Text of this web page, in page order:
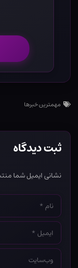
مهمترین خبرها
ثبت دیدگاه
نشانی ایمیل شما
نام
*
ایمیل
*
وب‌سایت